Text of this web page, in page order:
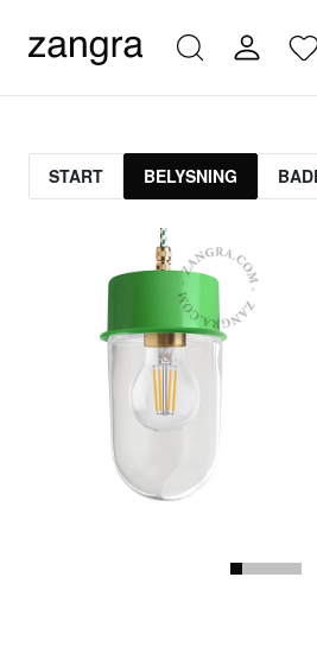
START BELYSNING